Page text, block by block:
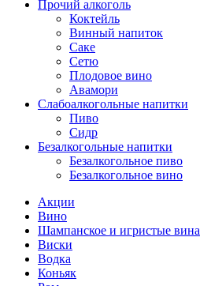
Прочий алкоголь
Коктейль
Винный напиток
Саке
Сетю
Плодовое вино
Авамори
Слабоалкогольные напитки
Пиво
Сидр
Безалкогольные напитки
Безалкогольное пиво
Безалкогольное вино
Акции
Вино
Шампанское и игристые вина
Виски
Водка
Коньяк